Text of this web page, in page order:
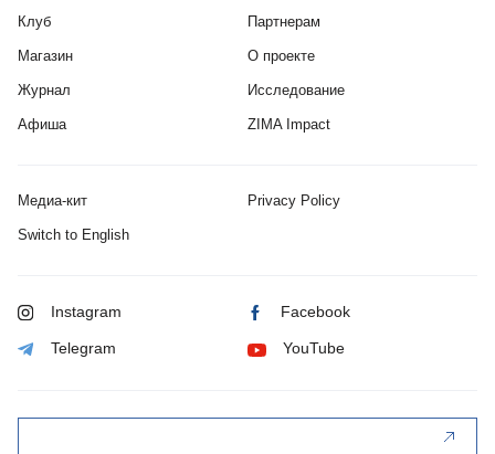
Клуб
Магазин
Журнал
Афиша
Партнерам
О проекте
Исследование
ZIMA Impact
Медиа-кит Privacy Policy
Switch to English
Instagram Facebook
Telegram YouTube